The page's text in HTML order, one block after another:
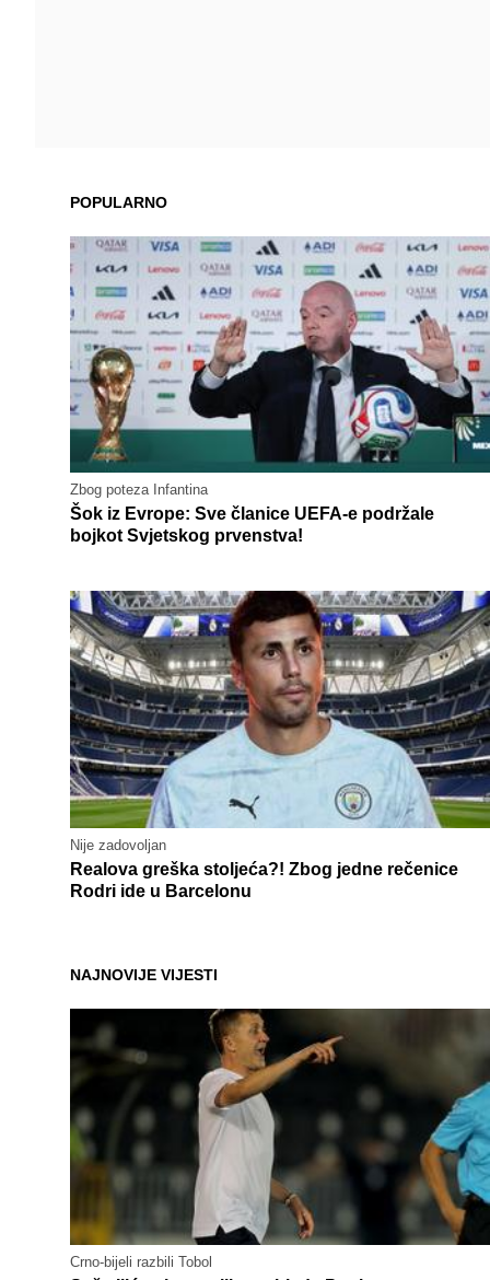
POPULARNO
Zbog poteza Infantina
Šok iz Evrope: Sve članice UEFA-e podržale
bojkot Svjetskog prvenstva!
Nije zadovoljan
Realova greška stoljeća?! Zbog jedne rečenice
Rodri ide u Barcelonu
NAJNOVIJE VIJESTI
Crno-bijeli razbili Tobol